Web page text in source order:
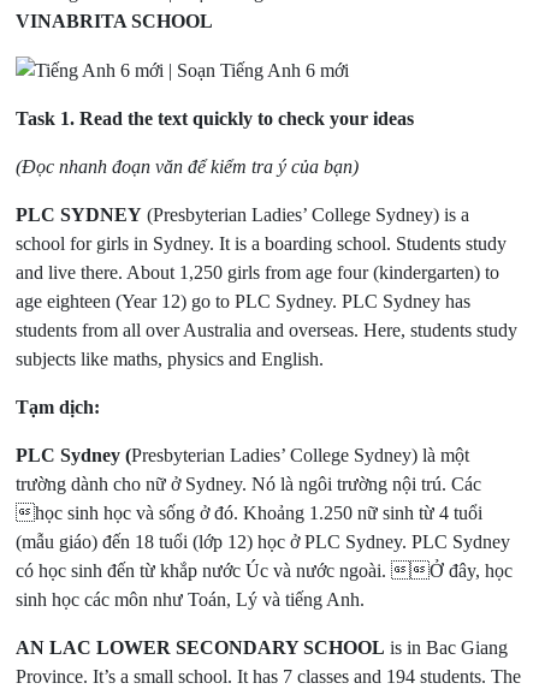
VINABRITA SCHOOL
Task 1. Read the text quickly to check your ideas
(Đọc nhanh đoạn văn để kiểm tra ý của bạn)
PLC SYDNEY (Presbyterian Ladies’ College Sydney) is a
school for girls in Sydney. It is a boarding school. Students study
and live there. About 1,250 girls from age four (kindergarten) to
age eighteen (Year 12) go to PLC Sydney. PLC Sydney has
students from all over Australia and overseas. Here, students study
subjects like maths, physics and English.
Tạm dịch:
PLC Sydney (Presbyterian Ladies’ College Sydney) là một
trường dành cho nữ ở Sydney. Nó là ngôi trường nội trú. Các
học sinh học và sống ở đó. Khoảng 1.250 nữ sinh từ 4 tuổi
(mẫu giáo) đến 18 tuổi (lớp 12) học ở PLC Sydney. PLC Sydney
có học sinh đến từ khắp nước Úc và nước ngoài. Ở đây, học
sinh học các môn như Toán, Lý và tiếng Anh.
AN LAC LOWER SECONDARY SCHOOL is in Bac Giang
Province. It’s a small school. It has 7 classes and 194 students. The